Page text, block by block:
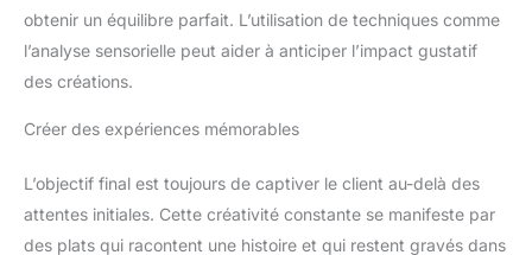
obtenir un équilibre parfait. L’utilisation de techniques comme
l’analyse sensorielle peut aider à anticiper l’impact gustatif
des créations.
Créer des expériences mémorables
L’objectif final est toujours de captiver le client au-delà des
attentes initiales. Cette créativité constante se manifeste par
des plats qui racontent une histoire et qui restent gravés dans